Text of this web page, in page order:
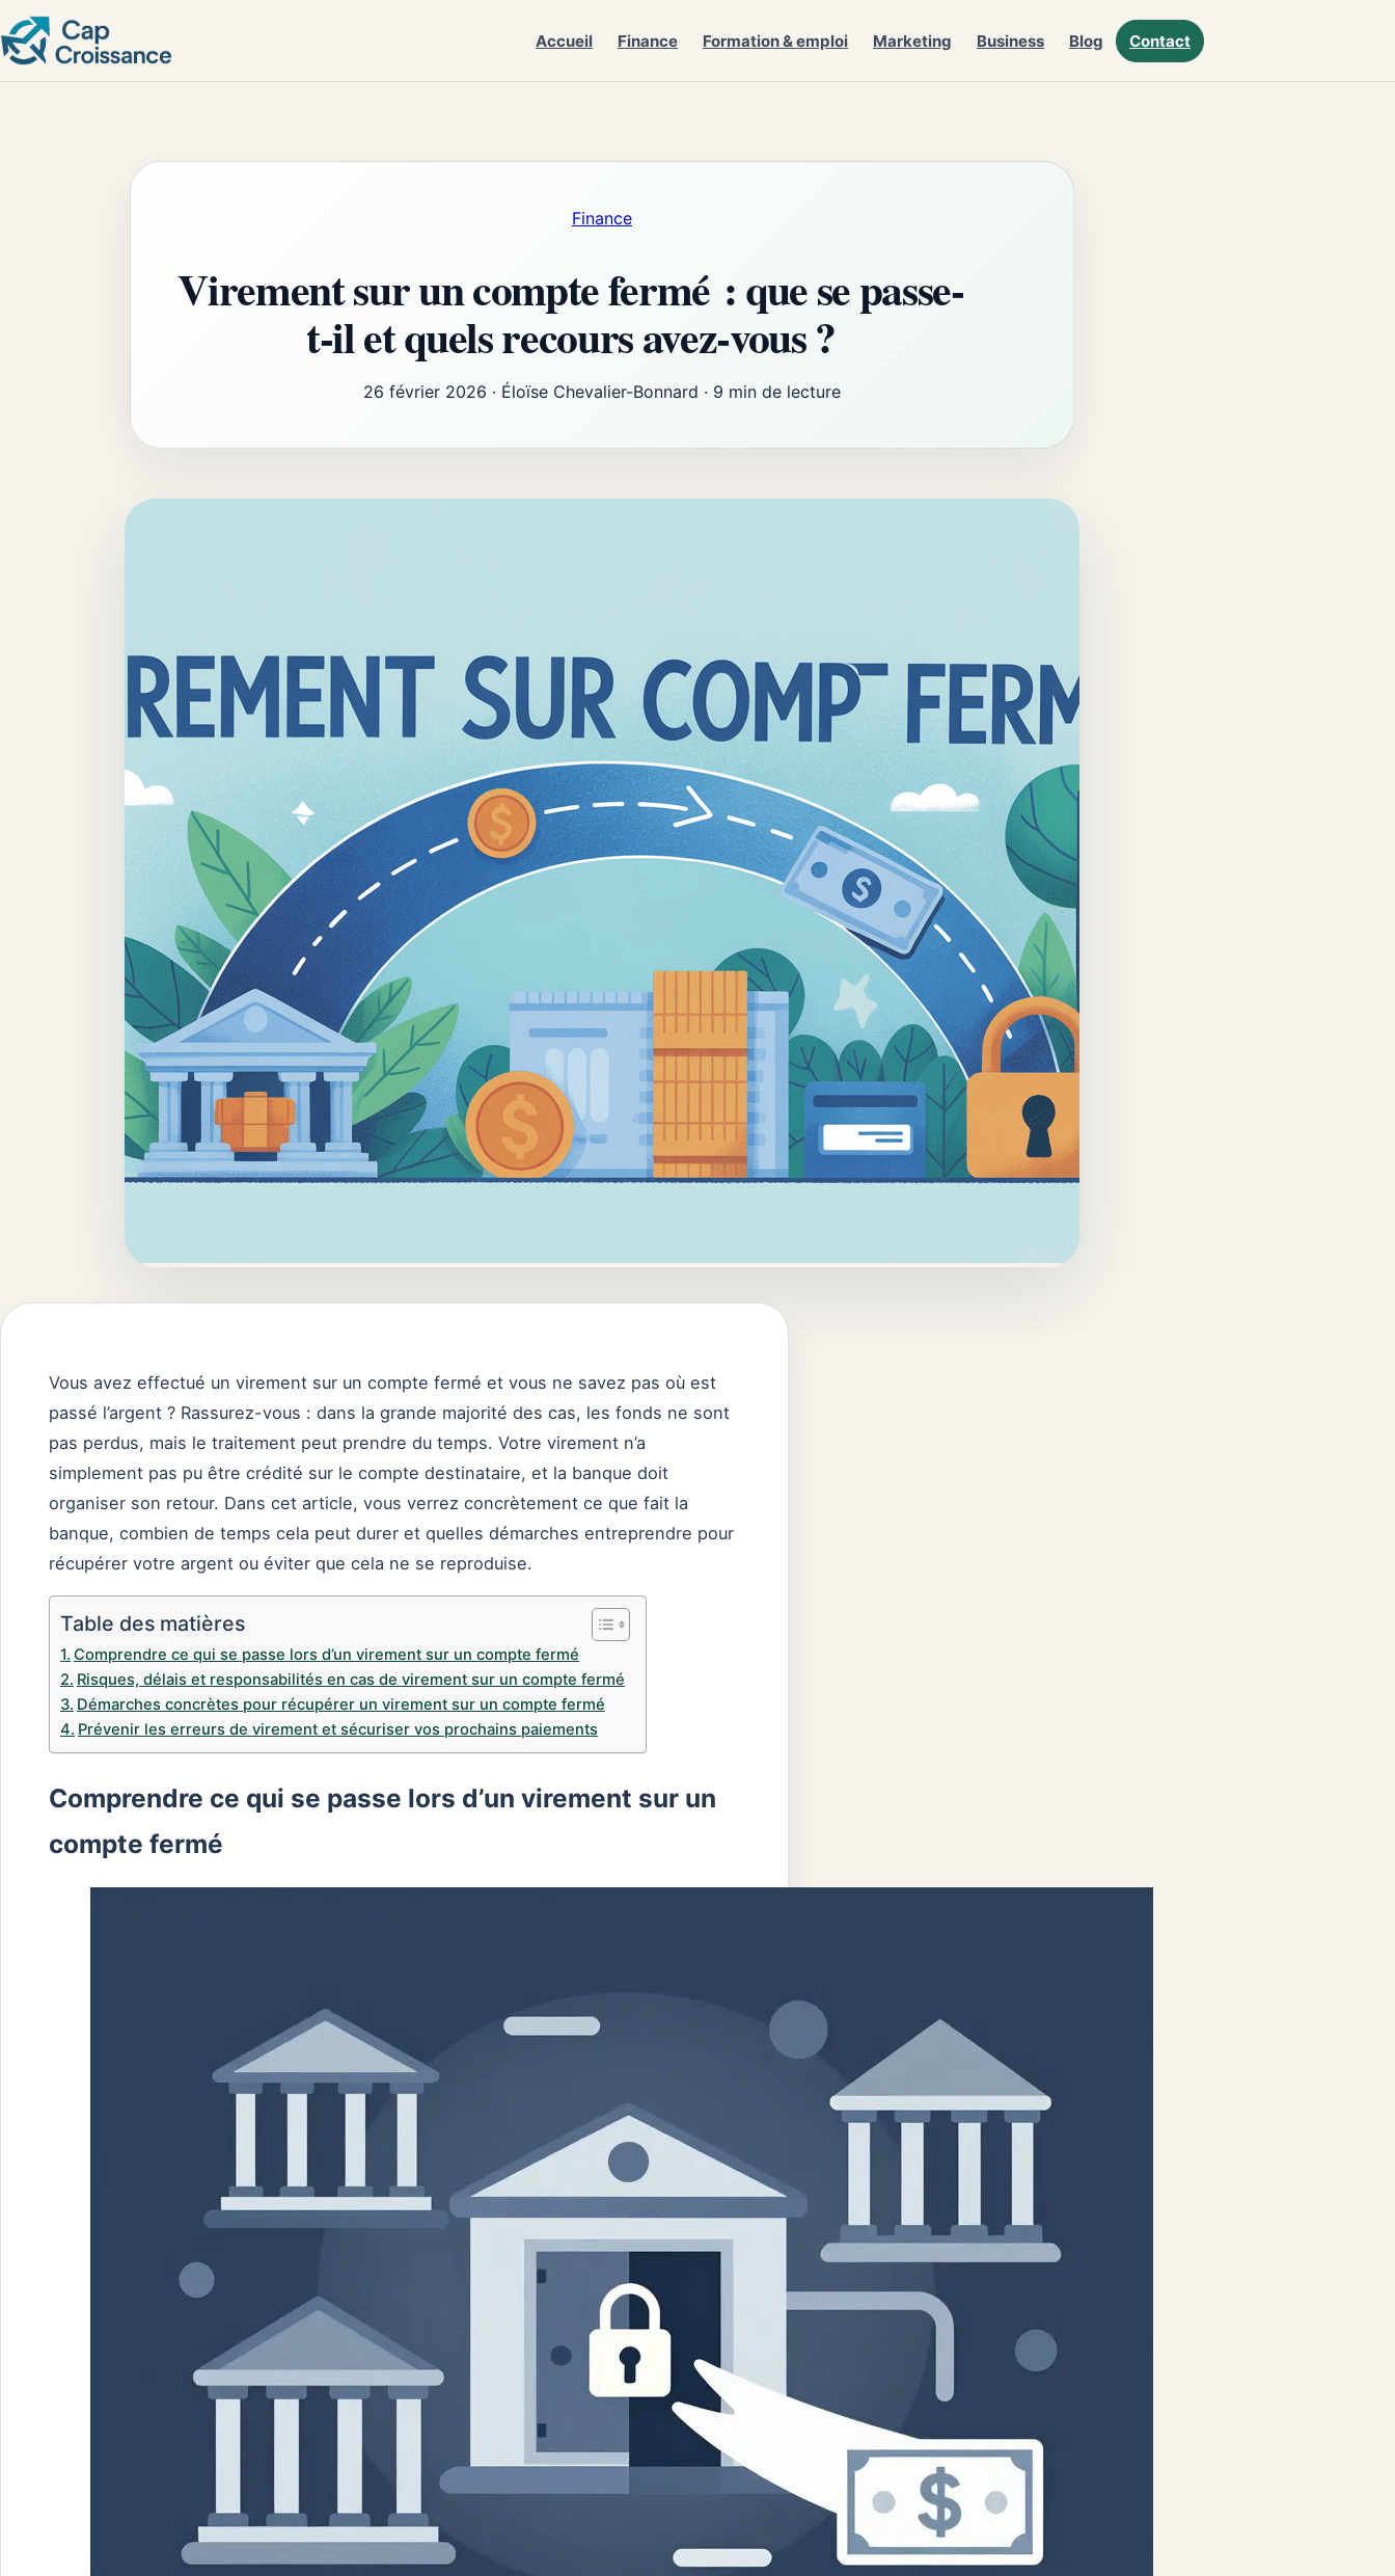
Accueil Finance Formation & emploi Marketing Business Blog Contact
Finance
Virement sur un compte fermé : que se passe-
t-il et quels recours avez-vous ?
26 février 2026 · Éloïse Chevalier-Bonnard · 9 min de lecture
Vous avez effectué un virement sur un compte fermé et vous ne savez pas où est
passé l’argent ? Rassurez-vous : dans la grande majorité des cas, les fonds ne sont
pas perdus, mais le traitement peut prendre du temps. Votre virement n’a
simplement pas pu être crédité sur le compte destinataire, et la banque doit
organiser son retour. Dans cet article, vous verrez concrètement ce que fait la
banque, combien de temps cela peut durer et quelles démarches entreprendre pour
récupérer votre argent ou éviter que cela ne se reproduise.
Table des matières
Comprendre ce qui se passe lors d’un virement sur un compte fermé
Risques, délais et responsabilités en cas de virement sur un compte fermé
Démarches concrètes pour récupérer un virement sur un compte fermé
Prévenir les erreurs de virement et sécuriser vos prochains paiements
Comprendre ce qui se passe lors d’un virement sur un
compte fermé